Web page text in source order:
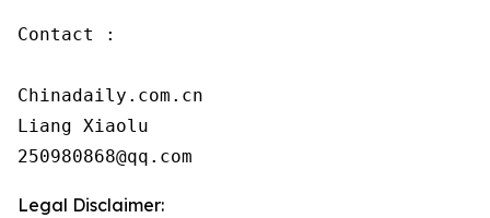
Contact :
Chinadaily.com.cn
Liang Xiaolu
250980868@qq.com
Legal Disclaimer: